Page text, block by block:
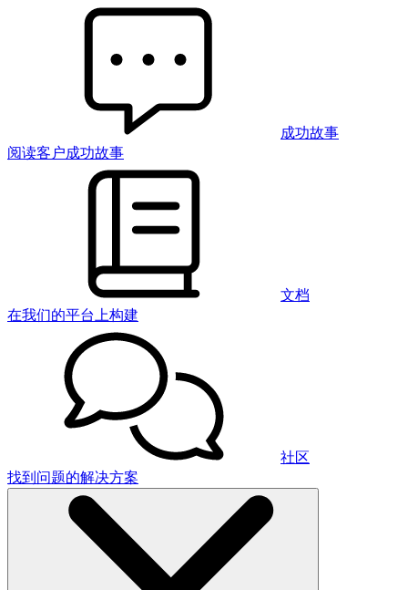
成功故事
阅读客户成功故事
文档
在我们的平台上构建
社区
找到问题的解决方案